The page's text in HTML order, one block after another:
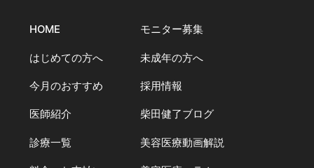
HOME
はじめての方へ
今月のおすすめ
医師紹介
診療一覧
モニター募集
未成年の方へ
採用情報
柴田健了ブログ
美容医療動画解説